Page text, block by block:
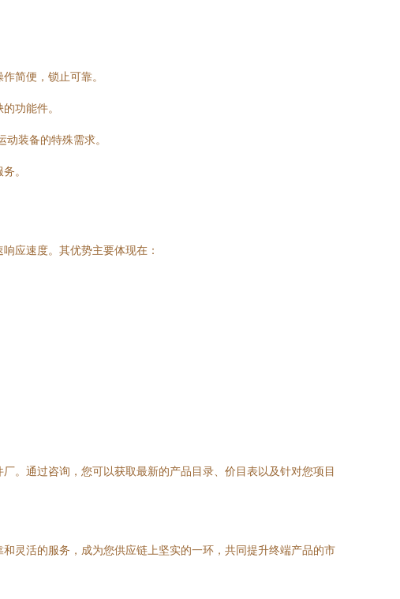
简便，锁止可靠。
功能件。
动装备的特殊需求。
。
应速度。其优势主要体现在：
。通过咨询，您可以获取最新的产品目录、价目表以及针对您项目
灵活的服务，成为您供应链上坚实的一环，共同提升终端产品的市